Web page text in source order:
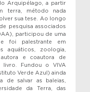
Arquipélago, a partir
terra, método nada
sua tese. Ao longo
pesquisa associados
participou de uma
e foi palestrante em
aquáticos, zoologia,
e coautora de
Fundou o VIVA
Verde Azul) ainda
de salvar as baleias,
da Terra, das